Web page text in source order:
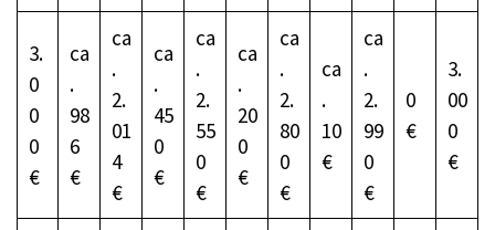
3.
0
0
0
€
ca
.
98
6
€
ca
.
2.
01
4
€
ca
.
45
0
€
ca
.
2.
55
0
€
ca
.
20
0
€
ca
.
2.
80
0
€
ca
.
10
€
ca
.
2.
99
0
€
0
€
3.
00
0
€